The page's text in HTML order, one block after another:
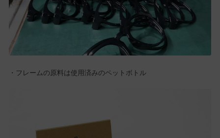
・フレームの原料は使用済みのペットボトル